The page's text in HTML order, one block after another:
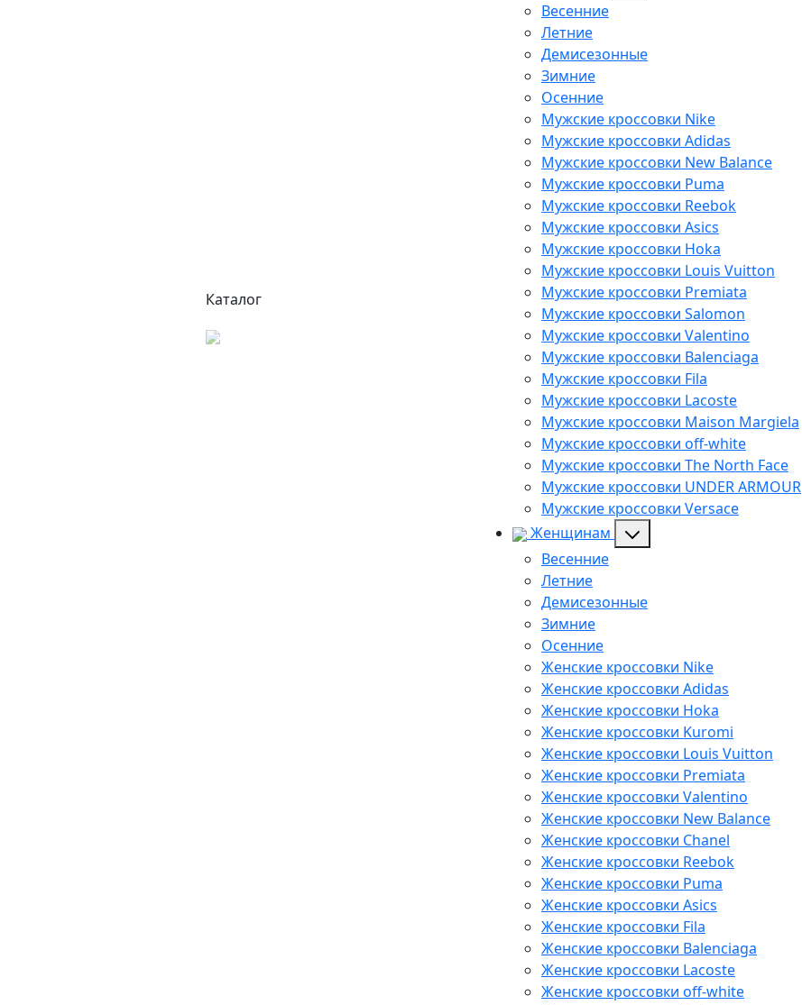
Каталог
Весенние
Летние
Демисезонные
Зимние
Осенние
Мужские кроссовки Nike
Мужские кроссовки Adidas
Мужские кроссовки New Balance
Мужские кроссовки Puma
Мужские кроссовки Reebok
Мужские кроссовки Asics
Мужские кроссовки Hoka
Мужские кроссовки Louis Vuitton
Мужские кроссовки Premiata
Мужские кроссовки Salomon
Мужские кроссовки Valentino
Мужские кроссовки Balenciaga
Мужские кроссовки Fila
Мужские кроссовки Lacoste
Мужские кроссовки Maison Margiela
Мужские кроссовки off-white
Мужские кроссовки The North Face
Мужские кроссовки UNDER ARMOUR
Мужские кроссовки Versace
Женщинам
Весенние
Летние
Демисезонные
Зимние
Осенние
Женские кроссовки Nike
Женские кроссовки Adidas
Женские кроссовки Hoka
Женские кроссовки Kuromi
Женские кроссовки Louis Vuitton
Женские кроссовки Premiata
Женские кроссовки Valentino
Женские кроссовки New Balance
Женские кроссовки Chanel
Женские кроссовки Reebok
Женские кроссовки Puma
Женские кроссовки Asics
Женские кроссовки Fila
Женские кроссовки Balenciaga
Женские кроссовки Lacoste
Женские кроссовки off-white